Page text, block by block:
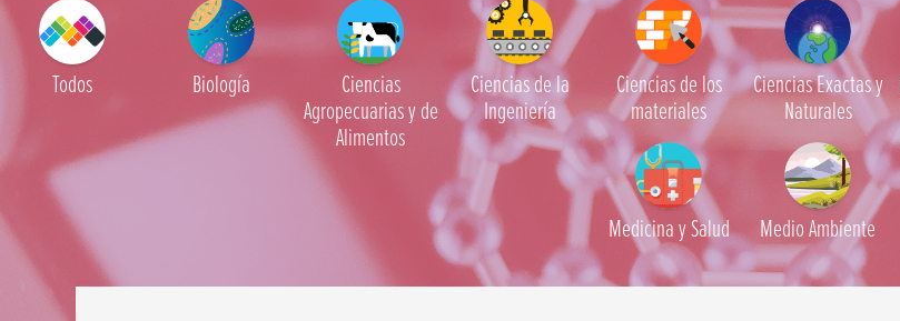
Todos Biología
Ciencias
Agropecuarias y de
Alimentos
Ciencias de la
Ingeniería
Ciencias de los
materiales
Ciencias Exactas y
Naturales
Medicina y Salud Medio Ambiente